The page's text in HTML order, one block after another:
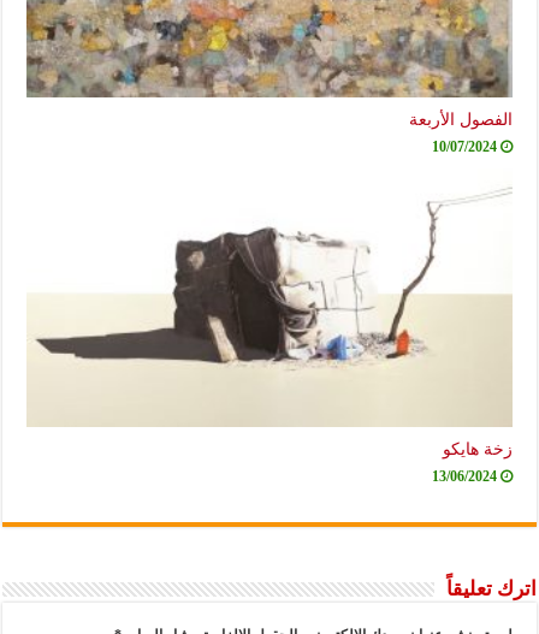
الفصول الأربعة
10/07/2024
زخة هايكو
13/06/2024
اترك تعليقاً